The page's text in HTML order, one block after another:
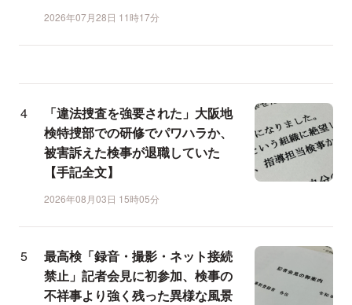
2026年07月28日 11時17分
「違法捜査を強要された」大阪地
検特捜部での研修でパワハラか、
被害訴えた検事が退職していた
【手記全文】
2026年08月03日 15時05分
最高検「録音・撮影・ネット接続
禁止」記者会見に初参加、検事の
不祥事より強く残った異様な風景